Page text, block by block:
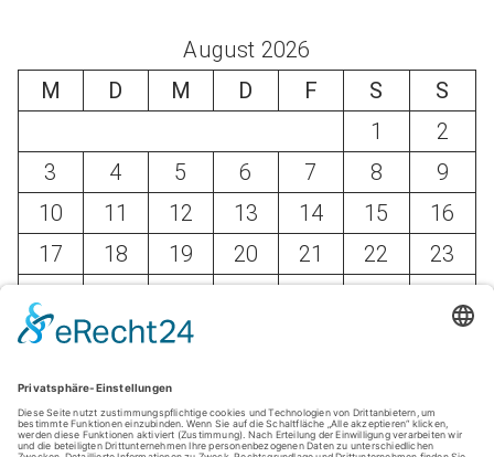
August 2026
M
D M D F S
S
1
2
3
4 5 6 7 8
9
10
11 12 13 14 15
16
17
18 19 20 21 22
23
31
« Mai